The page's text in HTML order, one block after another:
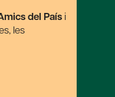
del País i
les